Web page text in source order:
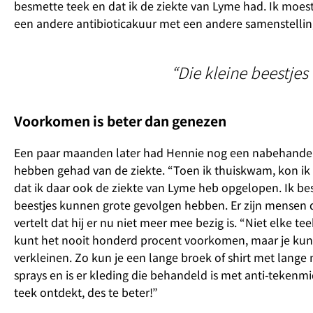
besmette teek en dat ik de ziekte van Lyme had. Ik
een andere antibioticakuur met een andere
“Die kleine
Voorkomen is beter dan genezen
Een paar maanden later had Hennie nog een
hebben gehad van de ziekte. “Toen ik thuiskwam, kon
dat ik daar ook de ziekte van Lyme heb opgelopen. Ik
beestjes kunnen grote gevolgen hebben. Er zijn
vertelt dat hij er nu niet meer mee bezig is. “Niet elke
kunt het nooit honderd procent voorkomen, maar je
verkleinen. Zo kun je een lange broek of shirt met
sprays en is er kleding die behandeld is met anti-
teek ontdekt, des te beter!”